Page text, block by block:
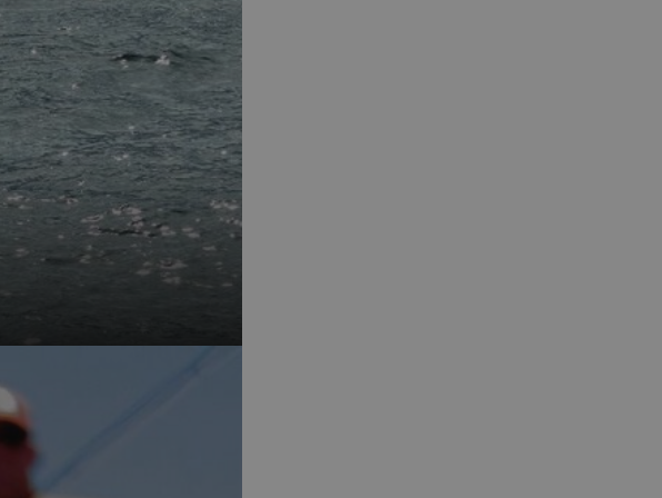
kan også avgjøre om besøkende på nettstedet
eller gamle versjonen av Youtube-grensesnittet.
brukes mye av min Microsoft som
Den kan angis av innebygde
Det antas at det synkroniseres over mange
domener, noe som tillater brukersporing.
MSN-parts informasjonskapsel som vi
bruken av nettstedet for intern analyse.
MSN-informasjonskapsel som sørger for
fungerer riktig.
er satt av Doubleclick og utfører
hvordan sluttbrukeren bruker nettstedet og all
for å levere en serie med reklameprodukter
er satt av Doubleclick og utfører
hvordan sluttbrukeren bruker nettstedet og all
MSN-parts informasjonskapsel som vi